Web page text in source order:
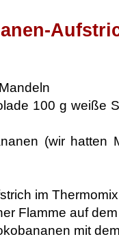
100 g weiße
(wir hatten
im
Flamme auf
mit